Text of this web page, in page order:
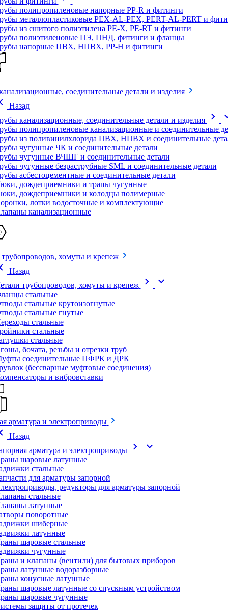
полипропиленовые напорные PP-R и фитинги
металлопластиковые PEX-AL-PEX, PERT-AL-PERT и
из сшитого полиэтилена PE-X, PE-RT и фитинги
полиэтиленовые ПЭ, ПНД, фитинги и фланцы
напорные ПВХ, НПВХ, PP-H и фитинги
соединительные детали и изделия
Назад
канализационные, соединительные детали и изделия
chevron_right
полипропиленовые канализационные и соединительные
из поливинилхлорида ПВХ, НПВХ и соединительные
чугунные ЧК и соединительные детали
чугунные ВЧШГ и соединительные детали
чугунные безраструбные SML и соединительные детали
асбестоцементные и соединительные детали
дождеприемники и трапы чугунные
дождеприемники и колодцы полимерные
лотки водосточные и комплектующие
канализационные
трубопроводов, хомуты и крепеж
Назад
трубопроводов, хомуты и крепеж
chevron_right expand_more
стальные
стальные крутоизогнутые
стальные гнутые
стальные
стальные
стальные
бочата, резьбы и отрезки труб
соединительные ПФРК и ДРК
(бессварные муфтовые соединения)
и вибровставки
арматура и электроприводы
Назад
арматура и электроприводы
chevron_right expand_more
шаровые латунные
стальные
для арматуры запорной
редукторы для арматуры запорной
стальные
латунные
поворотные
шиберные
латунные
шаровые стальные
чугунные
и клапаны (вентили) для бытовых приборов
латунные водоразборные
конусные латунные
шаровые латунные со спускным устройством
шаровые чугунные
защиты от протечек